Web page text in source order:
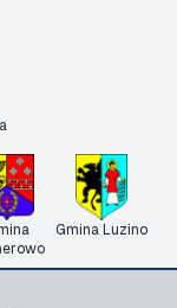
Gmina Luzino